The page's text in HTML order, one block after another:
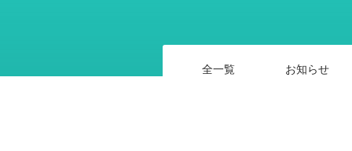
全一覧 お知らせ